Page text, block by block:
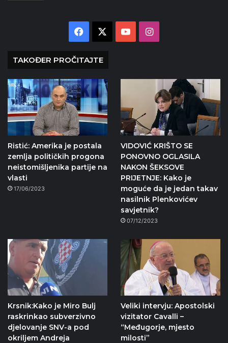
Facebook YouTubeInstagram
TAKOĐER PROČITAJTE
Ristić: Amerika je postala
zemlja političkih progona
neistomišljenika partije na
vlasti
17/06/2023
VIDOVIĆ KRIŠTO SE
PONOVNO OGLASILA
NAKON ŠEKSOVE
PRIJETNJE: Kako je
moguće da je jedan takav
nasilnik Plenkovićev
savjetnik?
07/12/2023
Krsnik:Kako je Miro Bulj
raskrinkao subverzivno
djelovanje SNV-a pod
okriljem Andreja
Veliki intervju: Apostolski
vizitator Cavalli –
“Međugorje, mjesto
milosti”